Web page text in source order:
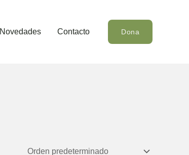
Novedades Contacto Dona